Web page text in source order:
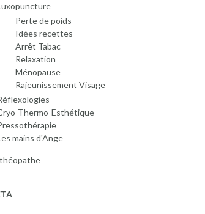
Perte de poids
Idées recettes
Arrêt Tabac
Relaxation
Ménopause
Rajeunissement Visage
Thermo-Esthétique
mains d'Ange